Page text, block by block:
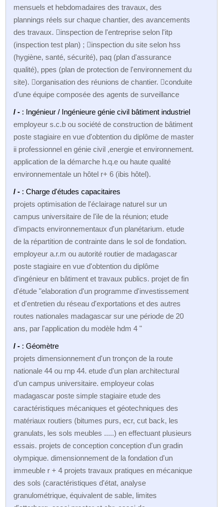
mensuels et hebdomadaires des travaux, des
plannings réels sur chaque chantier, des avancements
des travaux. inspection de l'entreprise selon l'itp
(inspection test plan) ; inspection du site selon hss
(hygiène, santé, sécurité), paq (plan d'assurance
qualité), ppes (plan de protection de l'environnement du
site). organisation des réunions de chantier. conduite
d'une équipe composée des agents de surveillance
/ - : Ingénieur / Ingénieure génie civil bâtiment industriel
employeur s.c.b ou société de construction de bâtiment
poste stagiaire en vue d'obtention du diplôme de master
ii professionnel en génie civil ,energie et environnement.
application de la démarche h.q.e ou haute qualité
environnementale un hôtel r+ 6 (ibis hôtel).
/ - : Charge d'études capacitaires
projets optimisation de l'éclairage naturel sur un
campus universitaire de l'ile de la réunion; etude
d'impacts environnementaux d'un planétarium. etude
de la répartition de contrainte dans le sol de fondation.
employeur a.r.m ou autorité routier de madagascar
poste stagiaire en vue d'obtention du diplôme
d'ingénieur en bâtiment et travaux publics. projet de fin
d'étude "elaboration d'un programme d'investissement
et d'entretien du réseau d'exportations et des autres
routes nationales madagascar sur une période de 20
ans, par l'application du modèle hdm 4 "
/ - : Géomètre
projets dimensionnement d'un tronçon de la route
nationale 44 ou rnp 44. etude d'un plan architectural
d'un campus universitaire. employeur colas
madagascar poste simple stagiaire etude des
caractéristiques mécaniques et géotechniques des
matériaux routiers (bitumes purs, ecr, cut back, les
granulats, les sols meubles .....) en effectuant plusieurs
essais. projets de conception conception d'un gradin
olympique. dimensionnement de la fondation d'un
immeuble r + 4 projets travaux pratiques en mécanique
des sols (caractéristiques d'état, analyse
granulométrique, équivalent de sable, limites